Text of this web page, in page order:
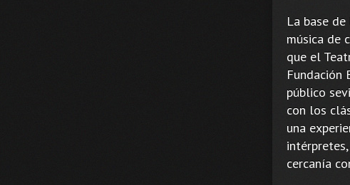
La base
música de
que el
Fundación
público
con los
una
cercanía